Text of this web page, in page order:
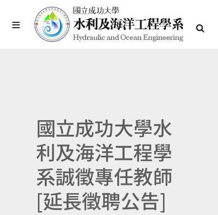
國立成功大學水
利及海洋工程學
系誠徵專任教師
[延長徵聘公告]